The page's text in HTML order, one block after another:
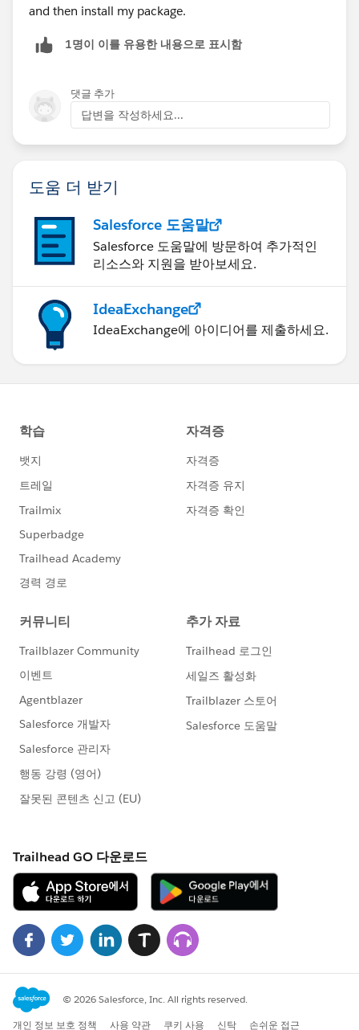
and then install my package.
1명이 이를 유용한 내용으로 표시함
댓글 추가
답변을 작성하세요...
도움 더 받기
Salesforce 도움말
Salesforce 도움말에 방문하여 추가적인
리소스와 지원을 받아보세요.
IdeaExchange
IdeaExchange에 아이디어를 제출하세요.